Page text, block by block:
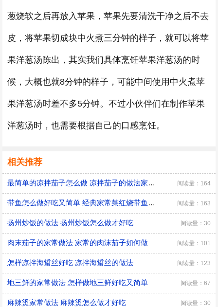
葱烧软之后再放入苹果，苹果先要清洗干净之后不去
皮，将苹果切成块中火煮三分钟的样子，就可以将苹
果洋葱汤陈出，其实我们具体烹饪苹果洋葱汤的时
候，大概也就8分钟的样子，可能中间使用中火煮苹
果洋葱汤时差不多5分钟。不过小伙伴们在制作苹果
洋葱汤时，也需要根据自己的口感烹饪。
相关推荐
最简单的凉拌茄子怎么做 凉拌茄子的做法家常窍门 阅读量：164
带鱼怎么做好吃又简单 经典家常菜红烧带鱼的做法 阅读量：163
扬州炒饭的做法 扬州炒饭怎么做才好吃 阅读量：30
肉末茄子的家常做法 家常的肉沫茄子如何做 阅读量：101
怎样凉拌海蜇丝好吃 凉拌海蜇丝的做法 阅读量：123
地三鲜的家常做法 怎样做地三鲜好吃又简单 阅读量：67
麻辣烫家常做法 麻辣烫怎么做才好吃 阅读量：30